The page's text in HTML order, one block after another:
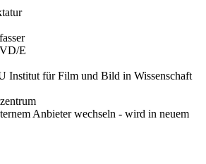
E
Institut für Film und Bild in Wissenschaft
Anbieter wechseln - wird in neuem